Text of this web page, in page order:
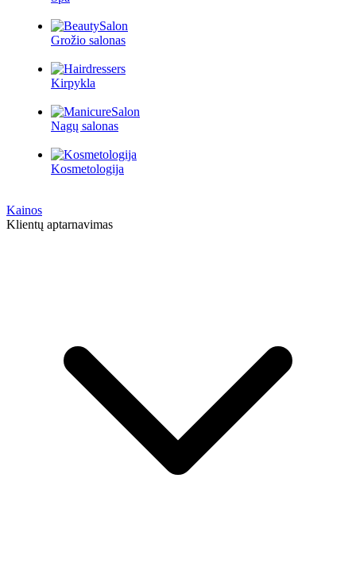
Grožio salonas
Kirpykla
Nagų salonas
Kosmetologija
Kainos
Klientų aptarnavimas